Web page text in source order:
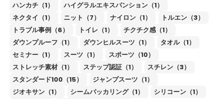
ハンカチ（1）
ハイグラルエキスパンション（1）
ネクタイ（1）
ニット（7） ナイロン（1）
トルエン（3）
トラブル事例（6）
トイレ（1）
チクチク感（1）
ダウンプルーフ（1）
ダウンヒルスーツ（1）
タオル（1）
セミナー（1）
スーツ（1）
スポーツ（10）
ストレッチ素材（1）
ステップ認証（1）
スチレン（3）
スタンダード100（15）
ジャンプスーツ（1）
ジオキサン（1）
シームパッカリング（1）
シリコーン（1）